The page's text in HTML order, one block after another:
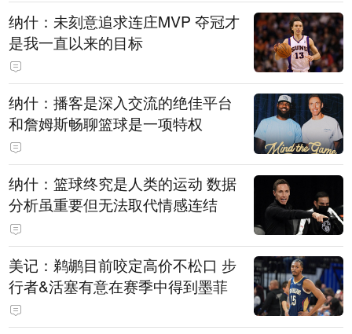
纳什：未刻意追求连庄MVP 夺冠才
是我一直以来的目标
纳什：播客是深入交流的绝佳平台
和詹姆斯畅聊篮球是一项特权
纳什：篮球终究是人类的运动 数据
分析虽重要但无法取代情感连结
美记：鹈鹕目前咬定高价不松口 步
行者&活塞有意在赛季中得到墨菲